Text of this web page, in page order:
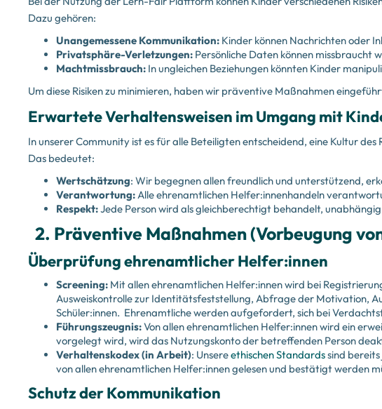
Dazu gehören:
Unangemessene Kommunikation: Kinder können Nachrichten oder
Privatsphäre-Verletzungen: Persönliche Daten können missbraucht
Machtmissbrauch: In ungleichen Beziehungen könnten Kinder
Um diese Risiken zu minimieren, haben wir präventive Maßnahmen
Erwartete Verhaltensweisen im Umgang mit
In unserer Community ist es für alle Beteiligten entscheidend, eine Kultur
Das bedeutet:
Wertschätzung: Wir begegnen allen freundlich und unterstützend,
Verantwortung:Alle ehrenamtlichen Helfer:innenhandeln
Respekt:Jede Person wird als gleichberechtigt behandelt,
2. Präventive Maßnahmen (Vorbeugung
Überprüfung ehrenamtlicher Helfer:innen
Screening: Mit allen ehrenamtlichen Helfer:innen wird bei
Ausweiskontrolle zur Identitätsfeststellung, Abfrage der Motivation,
Schüler:innen. Ehrenamtliche werden aufgefordert, sich bei
Führungszeugnis:Von allen ehrenamtlichen Helfer:innen wird ein
vorgelegt wird, wird das Nutzungskonto der betreffenden Person
Verhaltenskodex (in Arbeit): Unsereethischen Standardssind
von allen ehrenamtlichen Helfer:innen gelesen und bestätigt werden
Schutz der Kommunikation